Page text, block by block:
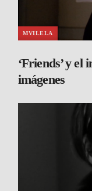
MVILELA
‘Friends’ y el
imágenes